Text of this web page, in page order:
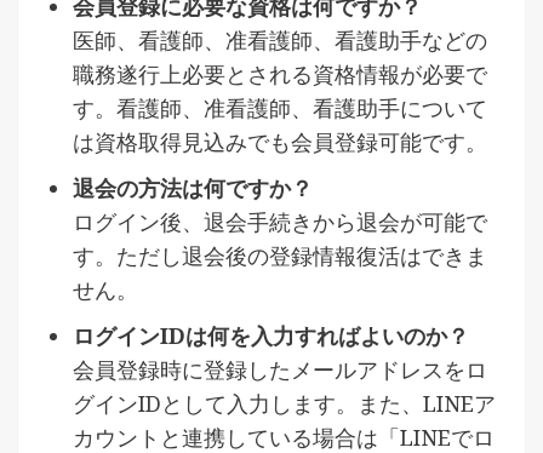
医師、看護師、准看護師、看護助手などの
職務遂行上必要とされる資格情報が必要で
す。看護師、准看護師、看護助手について
は資格取得見込みでも会員登録可能です。
退会の方法は何ですか？
ログイン後、退会手続きから退会が可能で
す。ただし退会後の登録情報復活はできま
せん。
ログインIDは何を入力すればよいのか？
会員登録時に登録したメールアドレスをロ
グインIDとして入力します。また、LINEア
カウントと連携している場合は「LINEでロ